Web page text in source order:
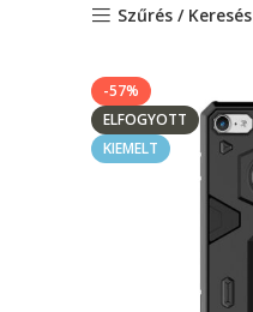
Szűrés / Keresés
-57%
ELFOGYOTT
KIEMELT